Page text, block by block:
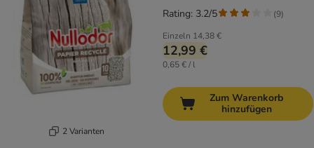
2 Varianten
Einzeln 14,38 €
12,99 €
0,65 € / l
Rating: 3.2/5 (9)
Zum Warenkorb
hinzufügen